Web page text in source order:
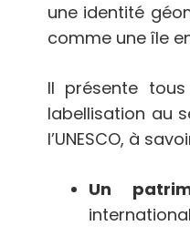
une identité
comme une île
Il présente
labellisation au
l’UNESCO, à
Un